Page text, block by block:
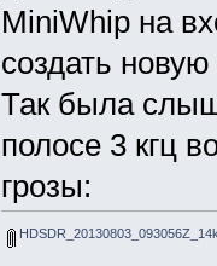
MiniWhip на
создать новую
Так была
полосе 3 кгц
грозы: